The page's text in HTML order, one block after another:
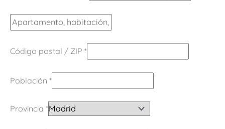
Código postal / ZIP *
Población *
Provincia *